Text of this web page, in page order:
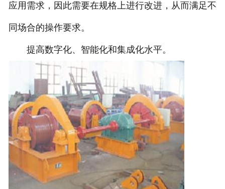
应用需求，因此需要在规格上进行改进，从而满足不
同场合的操作要求。
提高数字化、智能化和集成化水平。